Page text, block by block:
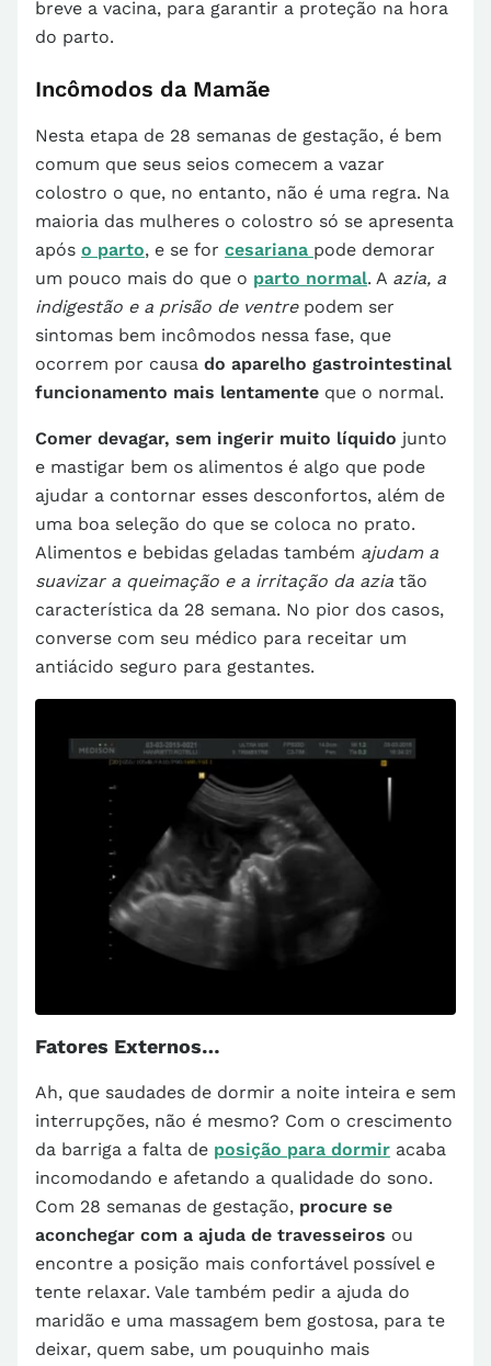
breve a vacina, para garantir a proteção na hora
do parto.
Incômodos da Mamãe
Nesta etapa de 28 semanas de gestação, é bem
comum que seus seios comecem a vazar
colostro o que, no entanto, não é uma regra. Na
maioria das mulheres o colostro só se apresenta
após o parto, e se for cesariana pode demorar
um pouco mais do que o parto normal. A azia, a
indigestão e a prisão de ventrepodem ser
sintomas bem incômodos nessa fase, que
ocorrem por causa do aparelho gastrointestinal
funcionamento mais lentamente que o normal.
Comer devagar, sem ingerir muito líquido junto
e mastigar bem os alimentos é algo que pode
ajudar a contornar esses desconfortos, além de
uma boa seleção do que se coloca no prato.
Alimentos e bebidas geladas também ajudam a
suavizar a queimação e a irritação da azia tão
característica da 28 semana. No pior dos casos,
converse com seu médico para receitar um
antiácido seguro para gestantes.
Fatores Externos…
Ah, que saudades de dormir a noite inteira e sem
interrupções, não é mesmo? Com o crescimento
da barriga a falta de posição para dormir acaba
incomodando e afetando a qualidade do sono.
Com 28 semanas de gestação, procure se
aconchegar com a ajuda de travesseiros ou
encontre a posição mais confortável possível e
tente relaxar. Vale também pedir a ajuda do
maridão e uma massagem bem gostosa, para te
deixar, quem sabe, um pouquinho mais